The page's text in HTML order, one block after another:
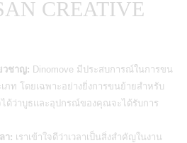
CREATIVE
วชาญ: Dinomove มีประสบการณ์ในการขน
ภท โดยเฉพาะอย่างยิ่งการขนย้ายสำหรับ
ด้ว่าบูธและอุปกรณ์ของคุณจะได้รับการ
า: เราเข้าใจดีว่าเวลาเป็นสิ่งสำคัญในงาน